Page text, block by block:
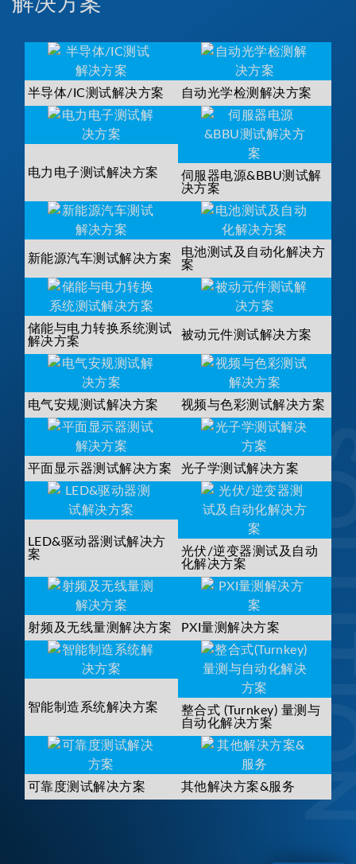
半导体/IC测试解决方案 自动光学检测解决方案
电力电子测试解决方案
伺服器电源&BBU测试解
决方案
新能源汽车测试解决方案
电池测试及自动化解决方
案
储能与电力转换系统测试
解决方案
被动元件测试解决方案
电气安规测试解决方案 视频与色彩测试解决方案
平面显示器测试解决方案 光子学测试解决方案
LED&驱动器测试解决方
案
光伏/逆变器测试及自动
化解决方案
射频及无线量测解决方案 PXI量测解决方案
智能制造系统解决方案
整合式 (Turnkey) 量测与
自动化解决方案
可靠度测试解决方案 其他解决方案&服务